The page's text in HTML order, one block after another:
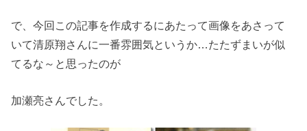
で、今回この記事を作成するにあたって画像をあさって
いて清原翔さんに一番雰囲気というか…たたずまいが似
てるな～と思ったのが
加瀬亮さんでした。